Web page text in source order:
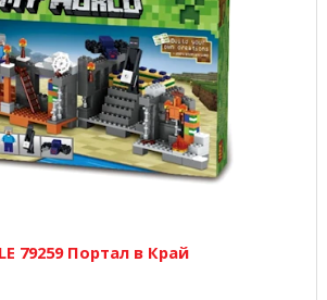
79259 Портал в Край